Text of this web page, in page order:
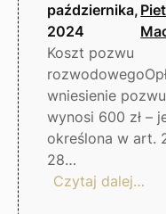
października,
2024
Koszt pozwu
wniesienie
wynosi 600 zł –
określona w art.
28…
Czytaj dalej…